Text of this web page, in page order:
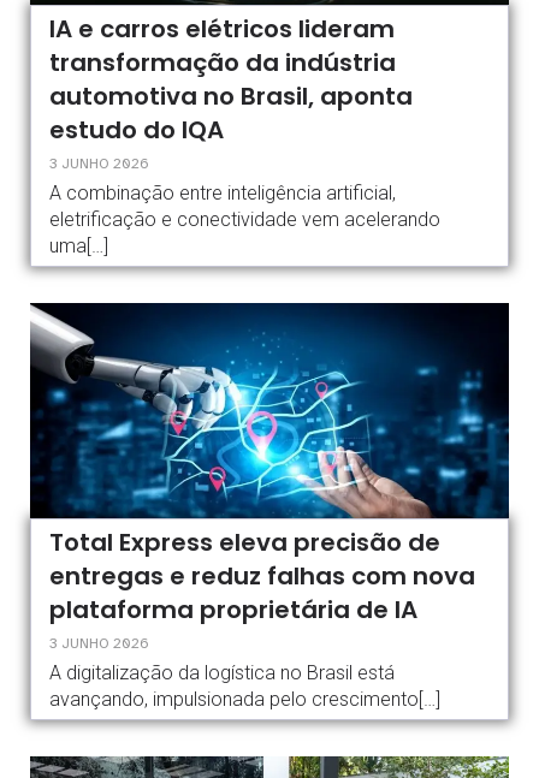
IA e carros elétricos lideram
transformação da indústria
automotiva no Brasil, aponta
estudo do IQA
3 JUNHO 2026
A combinação entre inteligência artificial,
eletrificação e conectividade vem acelerando
uma[…]
Total Express eleva precisão de
entregas e reduz falhas com nova
plataforma proprietária de IA
3 JUNHO 2026
A digitalização da logística no Brasil está
avançando, impulsionada pelo crescimento[…]